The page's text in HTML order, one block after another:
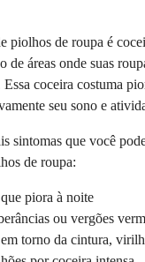
piolhos de roupa é
de áreas onde suas
coceira costuma
seu sono e
sintomas que você
de roupa:
piora à noite
ou vergões
torno da cintura,